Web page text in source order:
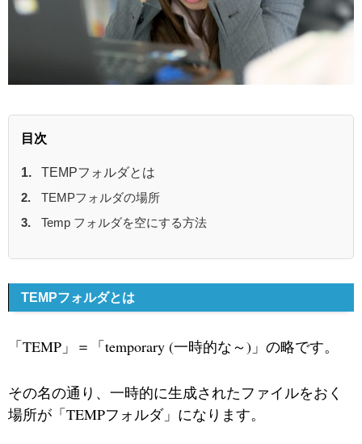
目次
TEMPフォルダとは
TEMPフォルダの場所
Temp フォルダを空にする方法
TEMPフォルダとは
「TEMP」＝「temporary (一時的な～)」の略です。
その名の通り、一時的に生成されたファイルをおく
場所が「TEMPフォルダ」になります。